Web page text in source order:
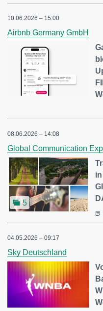
10.06.2026 – 15:00
Airbnb Germany GmbH
08.06.2026 – 14:08
Global Communication
5
04.05.2026 – 09:17
Sky Deutschland